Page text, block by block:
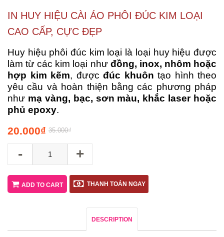
IN HUY HIỆU CÀI ÁO PHÔI ĐÚC KIM LOẠI
CAO CẤP, CỰC ĐẸP
Huy hiệu phôi đúc kim loại là loại huy hiệu được
làm từ các kim loại như đồng, inox, nhôm hoặc
hợp kim kẽm, được đúc khuôn tạo hình theo
yêu cầu và hoàn thiện bằng các phương pháp
như mạ vàng, bạc, sơn màu, khắc laser hoặc
phủ epoxy.
₫
35.000
₫
20.000
- +
ADD TO CART THANH TOÁN NGAY
DESCRIPTION